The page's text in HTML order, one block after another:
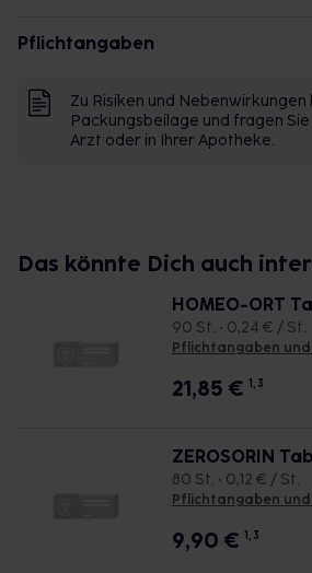
Pflichtangaben
Zu Risiken und Nebenwirkungen
Packungsbeilage und fragen
Arzt oder in Ihrer Apotheke.
Das könnte Dich auch
HOMEO-ORT
90 St. • 0,24 € / St.
Pflichtangaben und
21,85 € 1, 3
ZEROSORIN
80 St. • 0,12 € / St.
Pflichtangaben und
9,90 € 1, 3